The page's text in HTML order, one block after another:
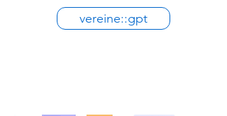
vereine::gpt